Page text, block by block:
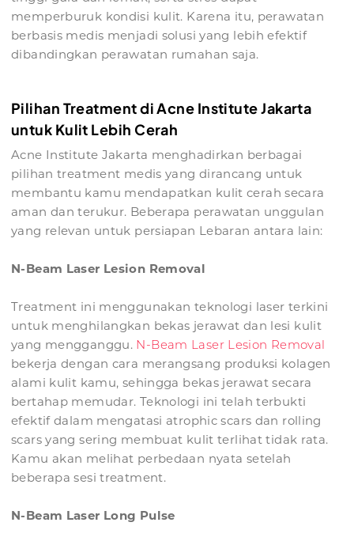
memperburuk kondisi kulit. Karena itu, perawatan
berbasis medis menjadi solusi yang lebih efektif
dibandingkan perawatan rumahan saja.
Pilihan Treatment di Acne Institute Jakarta
untuk Kulit Lebih Cerah
Acne Institute Jakarta menghadirkan berbagai
pilihan treatment medis yang dirancang untuk
membantu kamu mendapatkan kulit cerah secara
aman dan terukur. Beberapa perawatan unggulan
yang relevan untuk persiapan Lebaran antara lain:
N-Beam Laser Lesion Removal
Treatment ini menggunakan teknologi laser terkini
untuk menghilangkan bekas jerawat dan lesi kulit
yang mengganggu. N-Beam Laser Lesion Removal
bekerja dengan cara merangsang produksi kolagen
alami kulit kamu, sehingga bekas jerawat secara
bertahap memudar. Teknologi ini telah terbukti
efektif dalam mengatasi atrophic scars dan rolling
scars yang sering membuat kulit terlihat tidak rata.
Kamu akan melihat perbedaan nyata setelah
beberapa sesi treatment.
N-Beam Laser Long Pulse